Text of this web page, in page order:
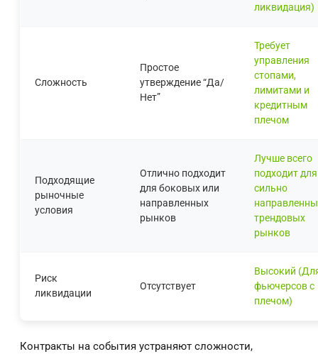
ликвидация)
Сложность
Простое
утверждение “Да/
Нет”
Требует
управления
стопами,
лимитами и
кредитным
плечом
Подходящие
рыночные
условия
Отлично подходит
для боковых или
направленных
рынков
Лучше всего
подходит для
сильно
трендовых
рынков
Риск
ликвидации
Отсутствует
Высокий
фьючерсов с
плечом)
Контракты на события устраняют сложности,